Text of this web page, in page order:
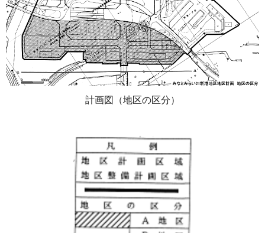
計画図（地区の区分）